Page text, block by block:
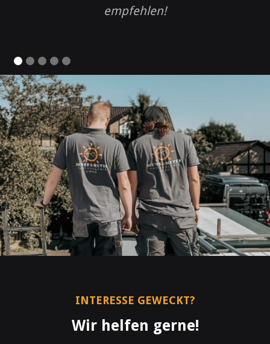
empfehlen!
INTERESSE GEWECKT?
Wir helfen gerne!